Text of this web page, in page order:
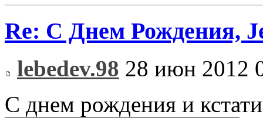
Re: С Днем Рождения,
lebedev.98 28 июн 2012
С днем рождения и